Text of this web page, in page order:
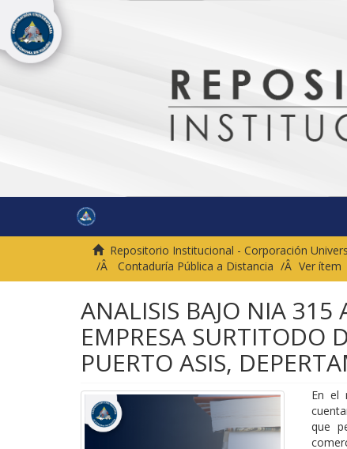
Repositorio Institucional - Corporación
Contaduría Pública a Distancia
Ver ítem
ANALISIS BAJO NIA 315
EMPRESA SURTITODO
PUERTO ASIS,
En el
que